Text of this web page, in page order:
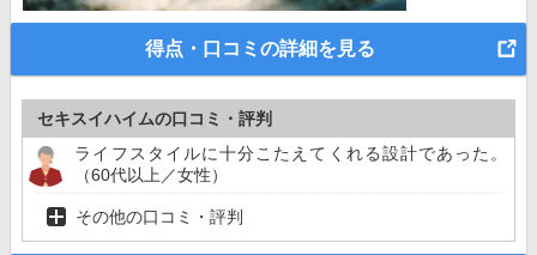
得点・口コミの詳細を見る
セキスイハイムの口コミ・評判
ライフスタイルに十分こたえてくれる設計であった。
（60代以上／女性）
その他の口コミ・評判